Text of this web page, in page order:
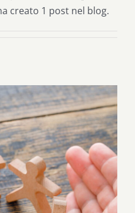
creato 1 post nel blog.
con interessi